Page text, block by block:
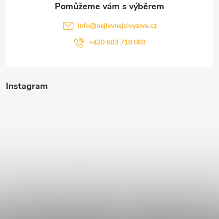
Instagram
info@nejlevnejsivyziva.cz
+420 603 718 083